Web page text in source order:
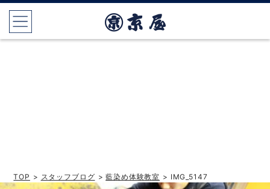
TOP > スタッフブログ >藍染め体験教室 > IMG_5147